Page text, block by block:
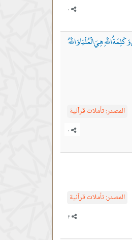
اللَّهِ هِيَ الْعُلْيَا وَاللَّهُ
المصدر:تأملات قرآنية
المصدر:تأملات قرآنية